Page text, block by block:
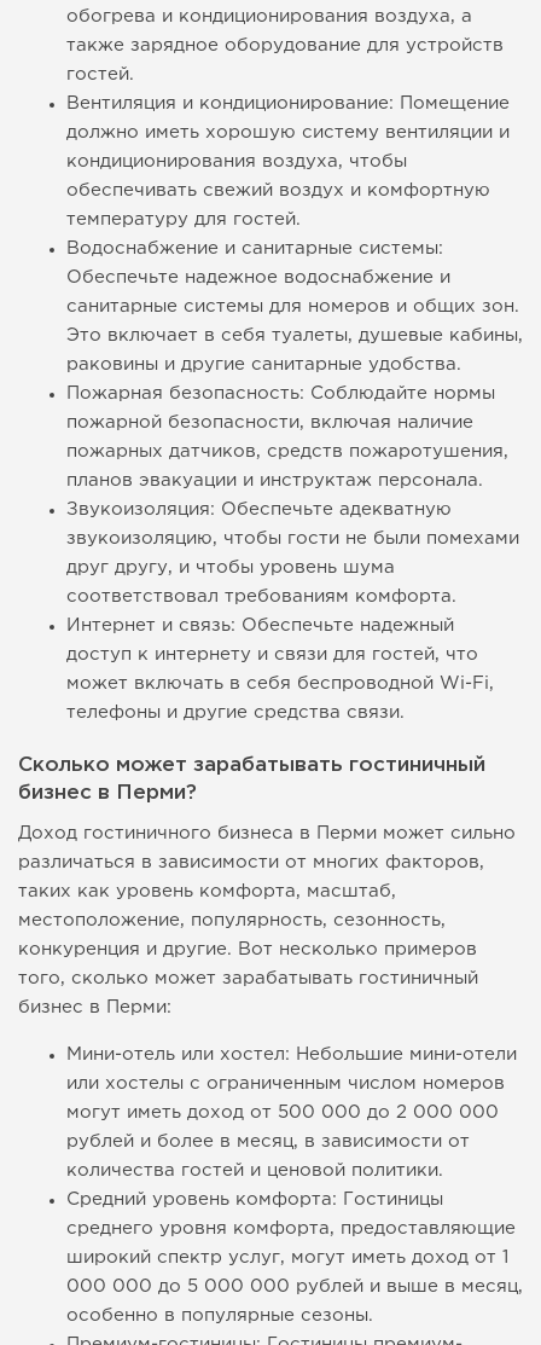
обогрева и кондиционирования воздуха, а
также зарядное оборудование для устройств
гостей.
Вентиляция и кондиционирование: Помещение
должно иметь хорошую систему вентиляции и
кондиционирования воздуха, чтобы
обеспечивать свежий воздух и комфортную
температуру для гостей.
Водоснабжение и санитарные системы:
Обеспечьте надежное водоснабжение и
санитарные системы для номеров и общих зон.
Это включает в себя туалеты, душевые кабины,
раковины и другие санитарные удобства.
Пожарная безопасность: Соблюдайте нормы
пожарной безопасности, включая наличие
пожарных датчиков, средств пожаротушения,
планов эвакуации и инструктаж персонала.
Звукоизоляция: Обеспечьте адекватную
звукоизоляцию, чтобы гости не были помехами
друг другу, и чтобы уровень шума
соответствовал требованиям комфорта.
Интернет и связь: Обеспечьте надежный
доступ к интернету и связи для гостей, что
может включать в себя беспроводной Wi-Fi,
телефоны и другие средства связи.
Сколько может зарабатывать гостиничный
бизнес в Перми?
Доход гостиничного бизнеса в Перми может сильно
различаться в зависимости от многих факторов,
таких как уровень комфорта, масштаб,
местоположение, популярность, сезонность,
конкуренция и другие. Вот несколько примеров
того, сколько может зарабатывать гостиничный
бизнес в Перми:
Мини-отель или хостел: Небольшие мини-отели
или хостелы с ограниченным числом номеров
могут иметь доход от 500 000 до 2 000 000
рублей и более в месяц, в зависимости от
количества гостей и ценовой политики.
Средний уровень комфорта: Гостиницы
среднего уровня комфорта, предоставляющие
широкий спектр услуг, могут иметь доход от 1
000 000 до 5 000 000 рублей и выше в месяц,
особенно в популярные сезоны.